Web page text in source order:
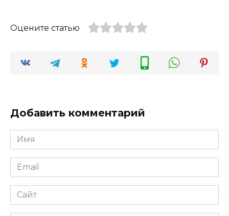
Оцените статью
Добавить комментарий
Имя
*
Email
*
Сайт